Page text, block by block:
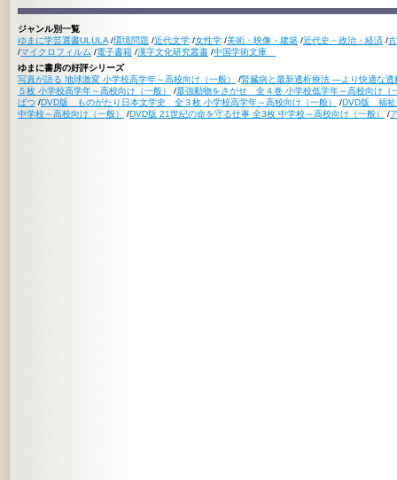
ジャンル別一覧
ゆまに学芸選書ULULA /環境問題 /近代文学 /女性学 /美術・映像・建築 /近代史・政治・経済 /
/マイクロフィルム /電子書籍 /漢字文化研究叢書 /中国学術文庫
ゆまに書房の好評シリーズ
写真が語る 地球激変 小学校高学年～高校向け（一般）
/腎臓病と最新透析療法 ―より快適な
５枚 小学校高学年～高校向け（一般）
/最強動物をさがせ 全４巻 小学校低学年～高校向け（
ばつ /DVD版 ものがたり日本文学史 全３枚 小学校高学年～高校向け（一般） /DVD版 福祉
中学校～高校向け（一般）
/DVD版 21世紀の命を守る仕事 全3枚 中学校～高校向け（一般） /